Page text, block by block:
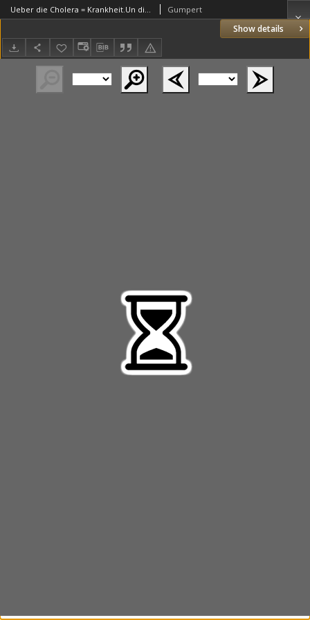
Show details
Ueber die Cholera = Krankheit.Un die Einwohner des Grossherzogthums Posen zur Beherzigung O cholerze. Pismo troskliwej uwadze mieszkańców W. X. Poznańskiego poświęcone Gumpert